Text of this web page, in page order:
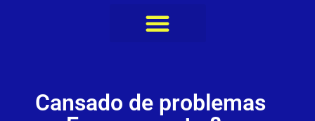
Cansado de problemas